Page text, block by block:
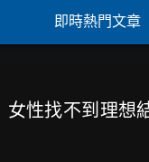
即時熱門文章
女性找不到理想